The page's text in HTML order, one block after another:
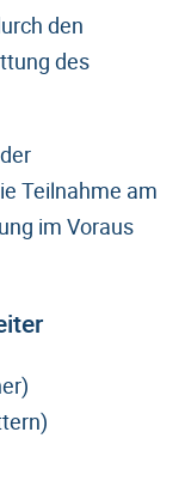
den
des
Teilnahme am
im Voraus